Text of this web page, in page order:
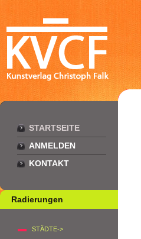
STARTSEITE
ANMELDEN
KONTAKT
Radierungen
STÄDTE->